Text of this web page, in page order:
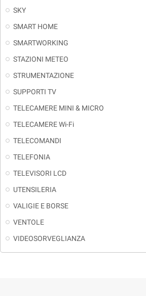
SKY
SMART HOME
SMARTWORKING
STAZIONI METEO
STRUMENTAZIONE
SUPPORTI TV
TELECAMERE MINI & MICRO
TELECAMERE Wi-Fi
TELECOMANDI
TELEFONIA
TELEVISORI LCD
UTENSILERIA
VALIGIE E BORSE
VENTOLE
VIDEOSORVEGLIANZA